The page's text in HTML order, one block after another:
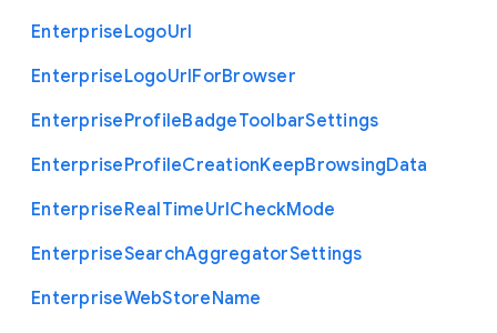
EnterpriseLogoUrl
EnterpriseLogoUrlForBrowser
EnterpriseProfileBadgeToolbarSettings
EnterpriseProfileCreationKeepBrowsingData
EnterpriseRealTimeUrlCheckMode
EnterpriseSearchAggregatorSettings
EnterpriseWebStoreName